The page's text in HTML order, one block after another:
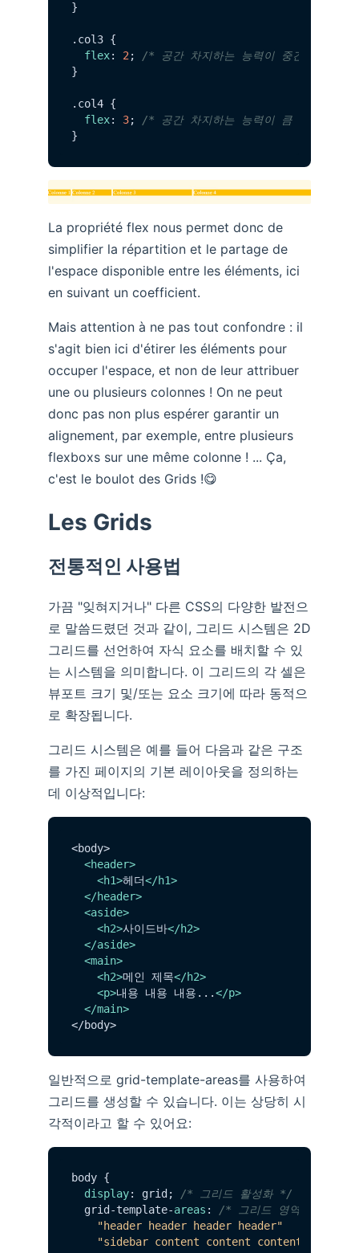
}
. col3 {
flex: 2;
/* 공간 차지하는 능력이 중간 */
}
. col4 {
flex: 3;
/* 공간 차지하는 능력이 큼 */
La propriété flex nous permet donc de
simplifier la répartition et le partage de
l'espace disponible entre les éléments, ici
en suivant un coefficient.
Mais attention à ne pas tout confondre : il
s'agit bien ici d'étirer les éléments pour
occuper l'espace, et non de leur attribuer
une ou plusieurs colonnes ! On ne peut
donc pas non plus espérer garantir un
alignement, par exemple, entre plusieurs
flexboxs sur une même colonne ! ... Ça,
c'est le boulot des Grids !😋
Les Grids
전통적인 사용법
가끔 "잊혀지거나" 다른 CSS의 다양한 발전으
로 말씀드렸던 것과 같이, 그리드 시스템은 2D
그리드를 선언하여 자식 요소를 배치할 수 있
는 시스템을 의미합니다. 이 그리드의 각 셀은
뷰포트 크기 및/또는 요소 크기에 따라 동적으
로 확장됩니다.
그리드 시스템은 예를 들어 다음과 같은 구조
를 가진 페이지의 기본 레이아웃을 정의하는
데 이상적입니다:
<body>
<header>
<h1>헤더</h1>
</header>
<aside>
<h2>사이드바</h2>
</aside>
<main>
<h2>메인 제목</h2>
<p>내용 내용 내용...</p>
</main>
</body>
일반적으로 grid-template-areas를 사용하여
그리드를 생성할 수 있습니다. 이는 상당히 시
각적이라고 할 수 있어요:
body {
display: grid;
/* 그리드 활성화 */
  grid-template-
areas :
/* 그리드 영역 정의 */
"header header header header"
"sidebar content content content"